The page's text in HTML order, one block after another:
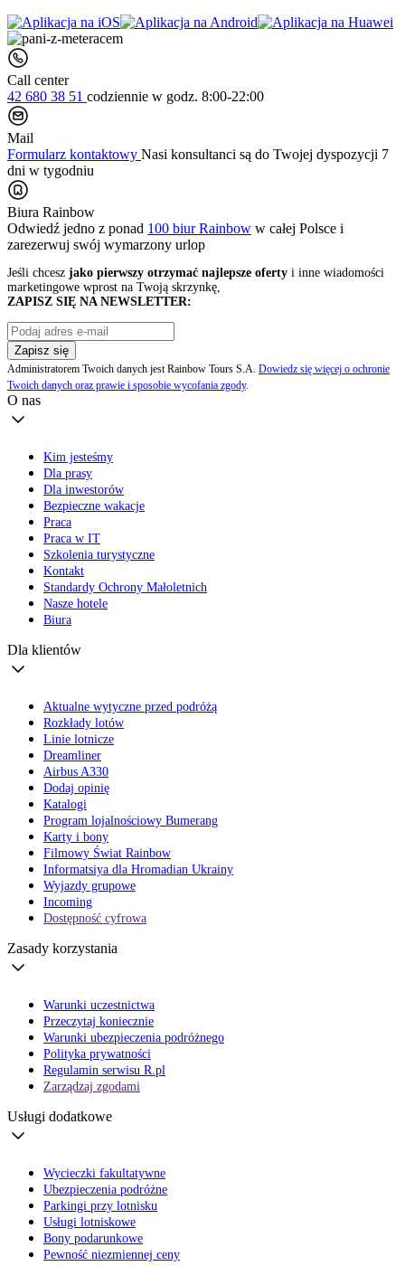
Call center
42 680 38 51 codziennie w godz. 8:00-22:00
Mail
Formularz kontaktowy Nasi konsultanci są do Twojej dyspozycji 7
dni w tygodniu
Biura Rainbow
Odwiedź jedno z ponad 100 biur Rainbow w całej Polsce i
zarezerwuj swój wymarzony urlop
Jeśli chcesz jako pierwszy otrzymać najlepsze oferty i inne wiadomości
marketingowe wprost na Twoją skrzynkę,
ZAPISZ SIĘ NA NEWSLETTER:
Zapisz się
Administratorem Twoich danych jest Rainbow Tours S.A. Dowiedz się więcej o ochronie
Twoich danych oraz prawie i sposobie wycofania zgody.
O nas
Kim jesteśmy
Dla prasy
Dla inwestorów
Bezpieczne wakacje
Praca
Praca w IT
Szkolenia turystyczne
Kontakt
Standardy Ochrony Małoletnich
Nasze hotele
Biura
Dla klientów
Aktualne wytyczne przed podróżą
Rozkłady lotów
Linie lotnicze
Dreamliner
Airbus A330
Dodaj opinię
Katalogi
Program lojalnościowy Bumerang
Karty i bony
Filmowy Świat Rainbow
Informatsiya dla Hromadian Ukrainy
Wyjazdy grupowe
Incoming
Dostępność cyfrowa
Zasady korzystania
Warunki uczestnictwa
Przeczytaj koniecznie
Warunki ubezpieczenia podróżnego
Polityka prywatności
Regulamin serwisu R.pl
Zarządzaj zgodami
Usługi dodatkowe
Wycieczki fakultatywne
Ubezpieczenia podróżne
Parkingi przy lotnisku
Usługi lotniskowe
Bony podarunkowe
Pewność niezmiennej ceny